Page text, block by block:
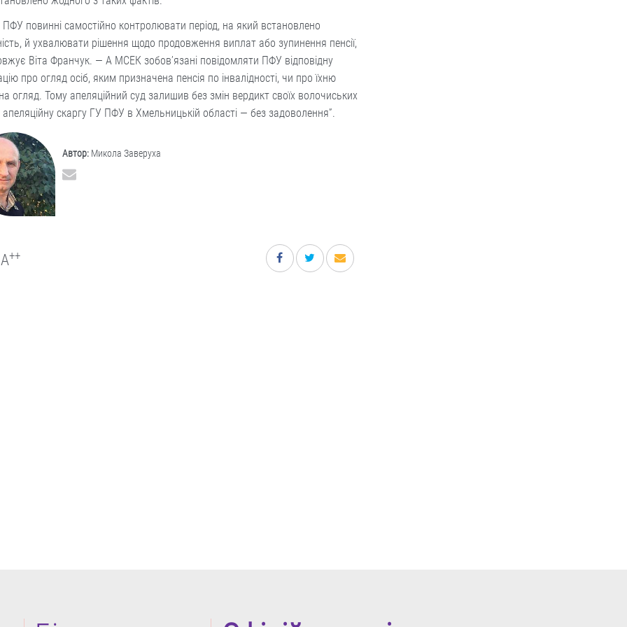
ПФУ повинні самостійно контролювати період, на який встановлено
й ухвалювати рішення щодо продовження виплат або зупинення пенсії,
Віта Франчук. — А МСЕК зобов’язані повідомляти ПФУ відповідну
про огляд осіб, яким призначена пенсія по інвалідності, чи про їхню
огляд. Тому апеляційний суд залишив без змін вердикт своїх волочиських
апеляційну скаргу ГУ ПФУ в Хмельницькій області — без задоволення”.
Автор: Микола Заверуха
A++